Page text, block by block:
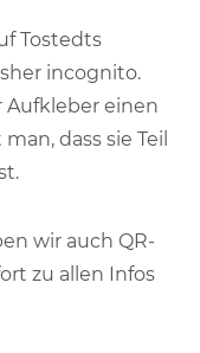
Tostedts
incognito.
Aufkleber einen
dass sie Teil
wir auch QR-
zu allen Infos